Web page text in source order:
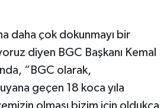
daha çok dokunmayı bir
diyen BGC Başkanı Kemal
“BGC olarak,
geçen 18 koca yıla
olması bizim için oldukça